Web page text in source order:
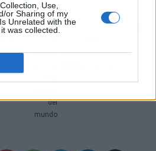
Use,
or Sharing of my
Unrelated with the
was collected.
de
homosexuales más